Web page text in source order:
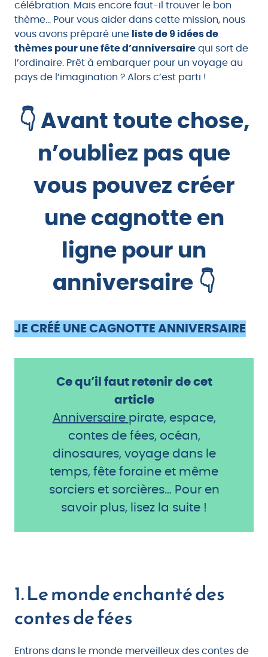
célébration. Mais encore faut-il trouver le bon
thème… Pour vous aider dans cette mission, nous
vous avons préparé une
liste de 9 idées de
thèmes pour une fête d’anniversaire qui sort de
l’ordinaire. Prêt à embarquer pour un voyage au
pays de l’imagination ? Alors c’est parti !
👇 Avant toute chose,
n’oubliez pas que
vous pouvez créer
une cagnotte en
ligne pour un
anniversaire 👇
JE CRÉÉ UNE CAGNOTTE ANNIVERSAIRE
Ce qu’il faut retenir de cet
article
Anniversaire pirate, espace,
contes de fées, océan,
dinosaures, voyage dans le
temps, fête foraine et même
sorciers et sorcières… Pour en
savoir plus, lisez la suite !
1. Le monde enchanté des
contes de fées
Entrons dans le monde merveilleux des contes de